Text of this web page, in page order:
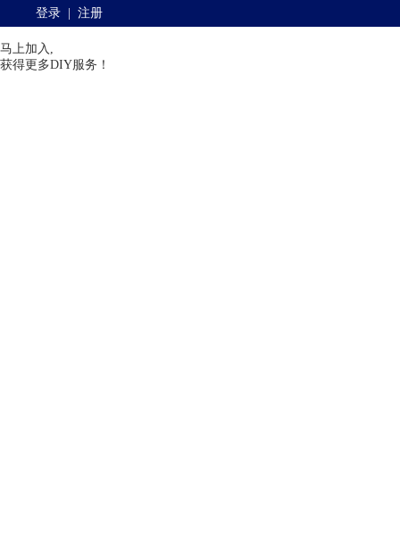
登录 注册
马上加入,
获得更多DIY服务！